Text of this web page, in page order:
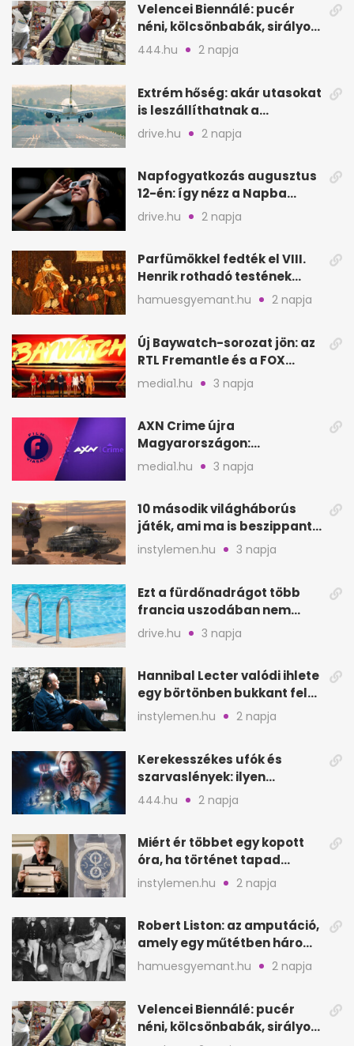
Velencei Biennálé: pucér
néni, kölcsönbabák, sirályok,
és kész a családi program
444.hu 2 napja
Extrém hőség: akár utasokat
is leszállíthatnak a
repülőgépről
drive.hu 2 napja
Napfogyatkozás augusztus
12-én: így nézz a Napba
biztonságosan
drive.hu 2 napja
Parfümökkel fedték el VIII.
Henrik rothadó testének
szagát
hamuesgyemant.hu 2 napja
Új Baywatch-sorozat jön: az
RTL Fremantle és a FOX
készíti
media1.hu 3 napja
AXN Crime újra
Magyarországon:
szeptembertől a Viasat Film
media1.hu 3 napja
10 második világháborús
játék, ami ma is beszippant
a képernyő elé
instylemen.hu 3 napja
Ezt a fürdőnadrágot több
francia uszodában nem
fogadják el
drive.hu 3 napja
Hannibal Lecter valódi ihlete
egy börtönben bukkant fel
Thomas Harrisnek
instylemen.hu 2 napja
Kerekesszékes ufók és
szarvaslények: ilyen
Spielberg új filmje
444.hu 2 napja
Miért ér többet egy kopott
óra, ha történet tapad
hozzá?
instylemen.hu 2 napja
Robert Liston: az amputáció,
amely egy műtétben három
életet követelt
hamuesgyemant.hu 2 napja
Velencei Biennálé: pucér
néni, kölcsönbabák, sirályok,